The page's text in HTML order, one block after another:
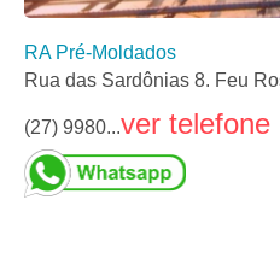
RA Pré-Moldados
Rua das Sardônias 8. Feu
(27) 9980...ver telefone